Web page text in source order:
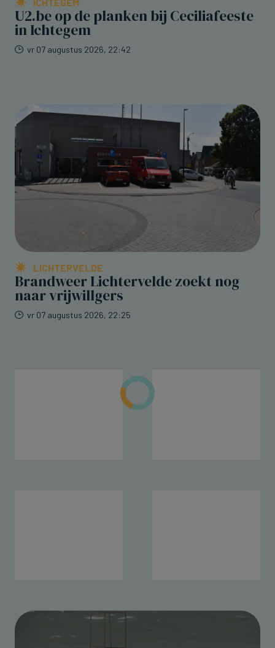
ICHTEGEM
U2.be op de planken bij Ceciliafeeste
in Ichtegem
vr 07 augustus 2026, 22:42
LICHTERVELDE
Brandweer Lichtervelde zoekt nog
naar vrijwillgers
vr 07 augustus 2026, 22:25